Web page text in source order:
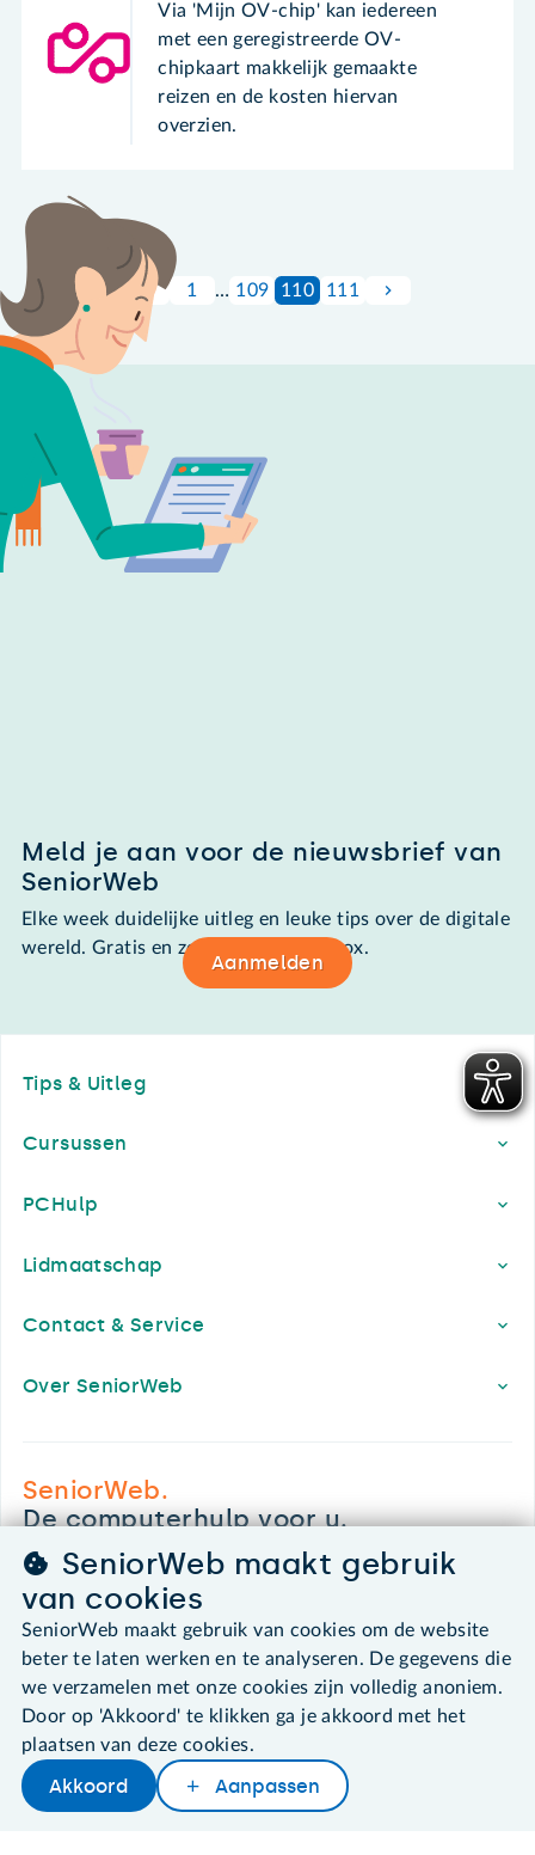
Via 'Mijn OV-chip' kan iedereen
met een geregistreerde OV-
chipkaart makkelijk gemaakte
reizen en de kosten hiervan
overzien.
1 … 109 110 111
Meld je aan voor de nieuwsbrief van
SeniorWeb
Elke week duidelijke uitleg en leuke tips over de digitale
wereld. Gratis en zomaar in de mailbox.
Aanmelden
Tips & Uitleg
Cursussen
PCHulp
Lidmaatschap
Contact & Service
Over SeniorWeb
SeniorWeb.
De computerhulp voor u.
030 - 276 99 65
leden@seniorweb.nl
©2026 SeniorWeb
Algemene voorwaarden
Cookies en cookie-instellingen
SeniorWeb maakt gebruik
van cookies
SeniorWeb maakt gebruik van cookies om de website
beter te laten werken en te analyseren. De gegevens die
we verzamelen met onze cookies zijn volledig anoniem.
Door op 'Akkoord' te klikken ga je akkoord met het
plaatsen van deze cookies.
Akkoord Aanpassen